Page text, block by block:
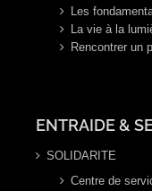
Les
La vie à la
Rencontrer un
ENTRAIDE &
SOLIDARITE
Centre de